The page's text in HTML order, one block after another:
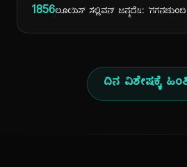
1856ಲೂಯಿಸ್ ಸಲ್ಲಿವನ್ ಜನ್ಮದิน:
ದಿನ ವಿಶೇಷಕ್ಕೆ